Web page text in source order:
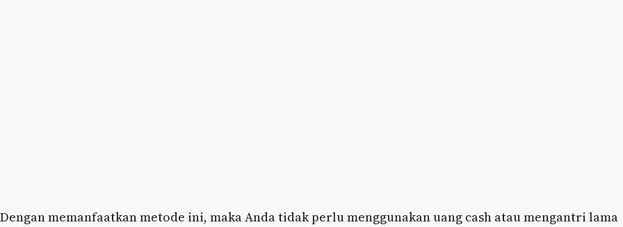
Dengan memanfaatkan metode ini, maka Anda tidak perlu menggunakan uang cash atau mengantri lama